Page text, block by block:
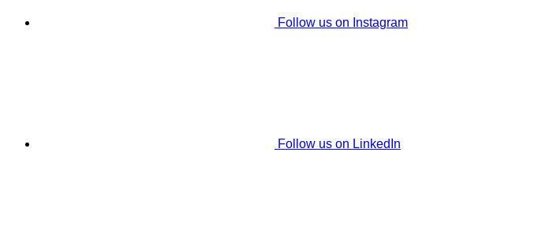
Follow us on Instagram
Follow us on LinkedIn